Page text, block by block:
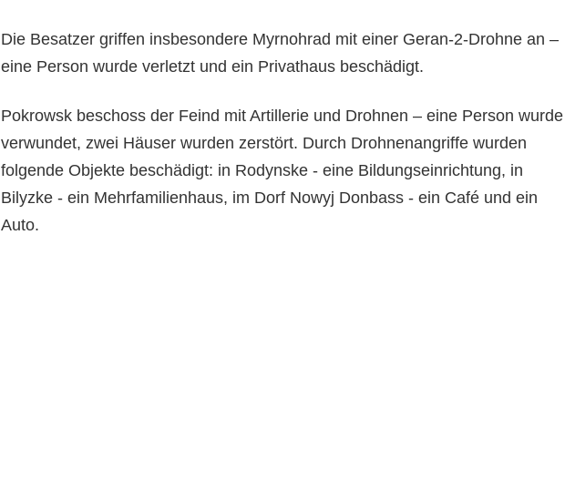
Die Besatzer griffen insbesondere Myrnohrad mit einer Geran-2-Drohne an –
eine Person wurde verletzt und ein Privathaus beschädigt.
Pokrowsk beschoss der Feind mit Artillerie und Drohnen – eine Person wurde
verwundet, zwei Häuser wurden zerstört. Durch Drohnenangriffe wurden
folgende Objekte beschädigt: in Rodynske - eine Bildungseinrichtung, in
Bilyzke - ein Mehrfamilienhaus, im Dorf Nowyj Donbass - ein Café und ein
Auto.